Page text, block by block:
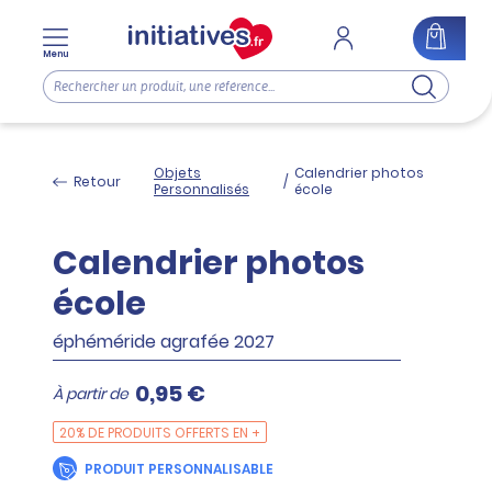
Menu
Retour
Objets
Personnalisés
/ Calendrier photos
école
Calendrier photos
école
éphéméride agrafée 2027
À partir de 0,95 €
20% DE PRODUITS OFFERTS EN +
PRODUIT PERSONNALISABLE